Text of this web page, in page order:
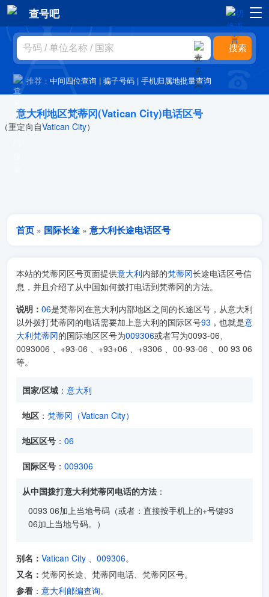
查号吧
推荐：中间四位查询 |骗子号码 |手机归属地批量查询
意大利地区梵蒂冈(Vatican City)电话区号
（重定向自Vatican City）
首页 » 国际长途 » 意大利长途电话区号
本站的梵蒂冈区号页面提供意大利内部的梵蒂冈长途电话区号信
息，并且介绍了从中国如何拨打电话到梵蒂冈的方法。
说明： 06是梵蒂冈在意大利内部地区之间的长途区号，从意大利
以外拨打梵蒂冈的电话需要加上意大利的国际区号93 ，也就是意
大利梵蒂冈的国际地区区号为009306或者写为0093-06、
0093006 、+93-06 、+93+06 、+9306 、00-93-06 、00 93 06
等。
国家/区域 ： 意大利
地区 ： 梵蒂冈（Vatican City）
地区区号 ： 06
国际区号 ： 009306
从中国拨打意大利梵蒂冈电话的方法 ：
0093 06加上当地号码（或者：直接按手机上的+号键93
06加上当地号码。）
别名： Vatican City 、 009306。
又名： 梵蒂冈长途、梵蒂冈电话、梵蒂冈区号。
参看 ： 意大利邮编查询。